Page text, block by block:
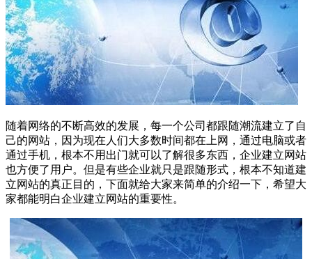
随着网络的不断高效的发展，每一个公司都跟随潮流建立了自
己的网站，因为现在人们大多数时间都在上网，通过电脑或者
通过手机，根本不用出门就可以了解很多东西，企业建立网站
也方便了用户。但是有些企业就只是跟随形式，根本不知道建
立网站的真正目的，下面就给大家来简单的介绍一下，希望大
家都能明白企业建立网站的重要性。